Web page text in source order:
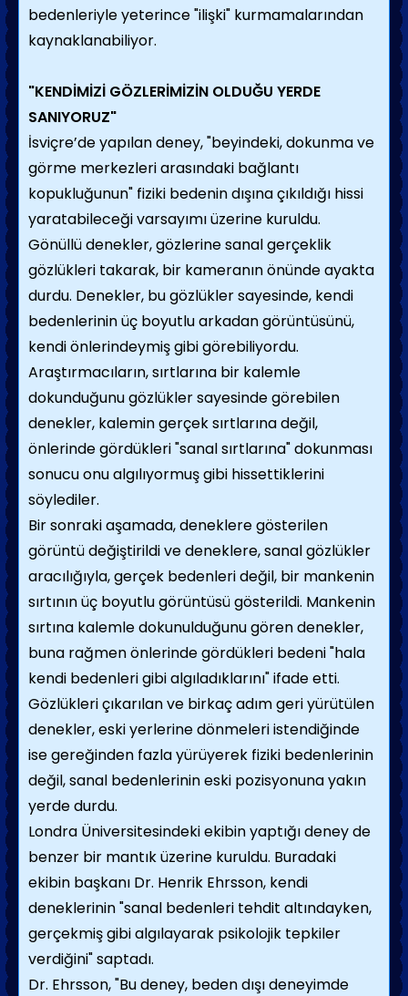
bedenleriyle yeterince "ilişki" kurmamalarından
kaynaklanabiliyor.
"KENDİMİZİ GÖZLERİMİZİN OLDUĞU YERDE
SANIYORUZ"
İsviçre’de yapılan deney, "beyindeki, dokunma ve
görme merkezleri arasındaki bağlantı
kopukluğunun" fiziki bedenin dışına çıkıldığı hissi
yaratabileceği varsayımı üzerine kuruldu.
Gönüllü denekler, gözlerine sanal gerçeklik
gözlükleri takarak, bir kameranın önünde ayakta
durdu. Denekler, bu gözlükler sayesinde, kendi
bedenlerinin üç boyutlu arkadan görüntüsünü,
kendi önlerindeymiş gibi görebiliyordu.
Araştırmacıların, sırtlarına bir kalemle
dokunduğunu gözlükler sayesinde görebilen
denekler, kalemin gerçek sırtlarına değil,
önlerinde gördükleri "sanal sırtlarına" dokunması
sonucu onu algılıyormuş gibi hissettiklerini
söylediler.
Bir sonraki aşamada, deneklere gösterilen
görüntü değiştirildi ve deneklere, sanal gözlükler
aracılığıyla, gerçek bedenleri değil, bir mankenin
sırtının üç boyutlu görüntüsü gösterildi. Mankenin
sırtına kalemle dokunulduğunu gören denekler,
buna rağmen önlerinde gördükleri bedeni "hala
kendi bedenleri gibi algıladıklarını" ifade etti.
Gözlükleri çıkarılan ve birkaç adım geri yürütülen
denekler, eski yerlerine dönmeleri istendiğinde
ise gereğinden fazla yürüyerek fiziki bedenlerinin
değil, sanal bedenlerinin eski pozisyonuna yakın
yerde durdu.
Londra Üniversitesindeki ekibin yaptığı deney de
benzer bir mantık üzerine kuruldu. Buradaki
ekibin başkanı Dr. Henrik Ehrsson, kendi
deneklerinin "sanal bedenleri tehdit altındayken,
gerçekmiş gibi algılayarak psikolojik tepkiler
verdiğini" saptadı.
Dr. Ehrsson, "Bu deney, beden dışı deneyimde